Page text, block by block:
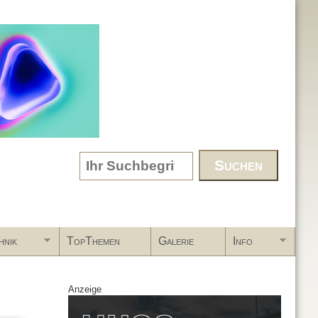
Search form
TopThemen Galerie Info
Anzeige